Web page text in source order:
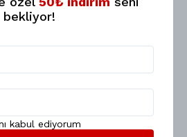
bekliyor!
kabul ediyorum